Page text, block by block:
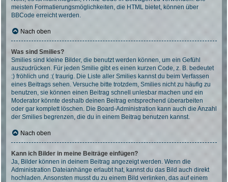
meisten Formatierungsmöglichkeiten, die HTML bietet, können über
BBCode erreicht werden.
Nach oben
Was sind Smilies?
Smilies sind kleine Bilder, die benutzt werden können, um ein Gefühl
auszudrücken. Für jeden Smilie gibt es einen kurzen Code, z. B. bedeutet
:) fröhlich und :( traurig. Die Liste aller Smilies kannst du beim Verfassen
eines Beitrags sehen. Versuche bitte trotzdem, Smilies nicht zu häufig zu
benutzen, sie können einen Beitrag schnell unlesbar machen und ein
Moderator könnte deshalb deinen Beitrag entsprechend überarbeiten
oder gar komplett löschen. Die Board-Administration kann auch die Anzahl
der Smilies begrenzen, die du in einem Beitrag benutzen kannst.
Nach oben
Kann ich Bilder in meine Beiträge einfügen?
Ja, Bilder können in deinem Beitrag angezeigt werden. Wenn die
Administration Dateianhänge erlaubt hat, kannst du das Bild auch direkt
hochladen. Ansonsten musst du zu einem Bild verlinken, das auf einem